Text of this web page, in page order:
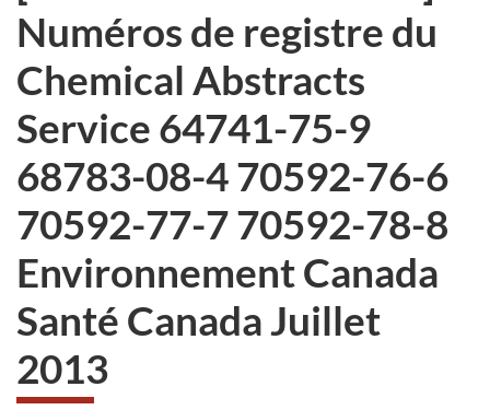
Numéros de registre du
Chemical Abstracts
Service 64741-75-9
68783-08-4 70592-76-6
70592-77-7 70592-78-8
Environnement Canada
Santé Canada Juillet
2013